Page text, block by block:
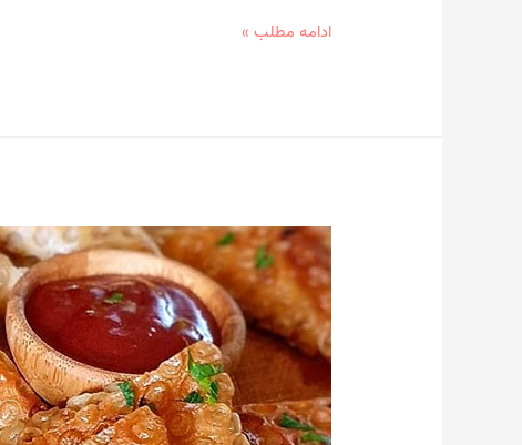
آموزش
لواش
در
۳۰
دقیقه
ادامه مطلب »